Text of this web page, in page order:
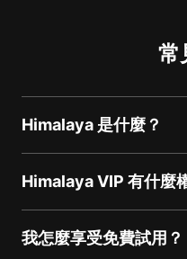
常
Himalaya 是什麼？
Himalaya VIP 有什麼
我怎麼享受免費試用？